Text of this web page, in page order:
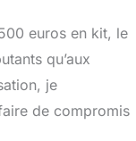
euros en kit, le
qu’aux
je
de compromis